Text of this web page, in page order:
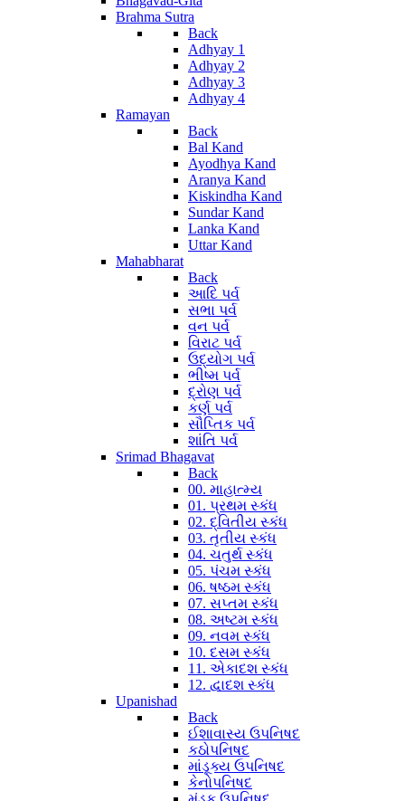
Brahma Sutra
Back
Adhyay 1
Adhyay 2
Adhyay 3
Adhyay 4
Ramayan
Back
Bal Kand
Ayodhya Kand
Aranya Kand
Kiskindha Kand
Sundar Kand
Lanka Kand
Uttar Kand
Mahabharat
Back
આદિ પર્વ
સભા પર્વ
વન પર્વ
વિરાટ પર્વ
ઉદ્યોગ પર્વ
ભીષ્મ પર્વ
દ્રોણ પર્વ
કર્ણ પર્વ
સૌપ્તિક પર્વ
શાંતિ પર્વ
Srimad Bhagavat
Back
00. માહાત્મ્ય
01. પ્રથમ સ્કંધ
02. દ્વિતીય સ્કંધ
03. તૃતીય સ્કંધ
04. ચતુર્થ સ્કંધ
05. પંચમ સ્કંધ
06. ષષ્ઠમ સ્કંધ
07. સપ્તમ સ્કંધ
08. અષ્ટમ સ્કંધ
09. નવમ સ્કંધ
10. દસમ સ્કંધ
11. એકાદશ સ્કંધ
12. દ્વાદશ સ્કંધ
Upanishad
Back
ઈશાવાસ્ય ઉપનિષદ
કઠોપનિષદ
માંડૂક્ય ઉપનિષદ
કેનોપનિષદ